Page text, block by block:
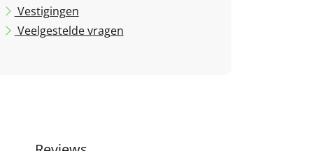
Vestigingen
Veelgestelde vragen